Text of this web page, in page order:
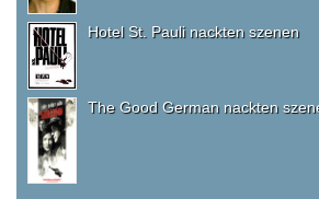
Hotel St. Pauli nackten szenen
The Good German nackten